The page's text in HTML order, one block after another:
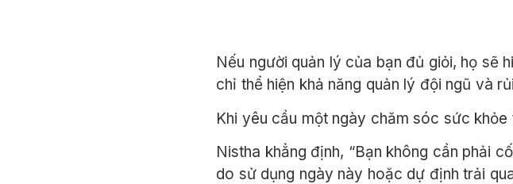
Nếu người quản lý của bạn đủ giỏi, họ sẽ
chỉ thể hiện khả năng quản lý đội ngũ và
Khi yêu cầu một ngày chăm sóc sức
Nistha khẳng định, “Bạn không cần phải
do sử dụng ngày này hoặc dự định trải